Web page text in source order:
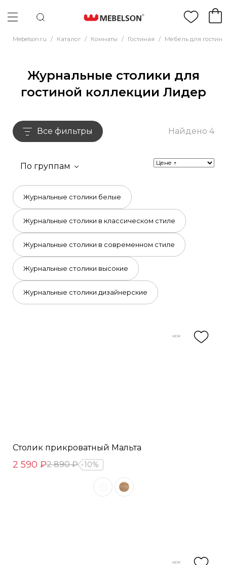
Mebelson.ru / Каталог / Комнаты / Гостиная / Мебель для
Журнальные столики для
гостиной коллекции Лидер
Все фильтры Найдено 4
По группам
Журнальные столики белые
Журнальные столики в классическом стиле
Журнальные столики в современном стиле
Журнальные столики высокие
Журнальные столики дизайнерские
Столик прикроватный Мальта
2 590 ₽2 890 ₽ 10%